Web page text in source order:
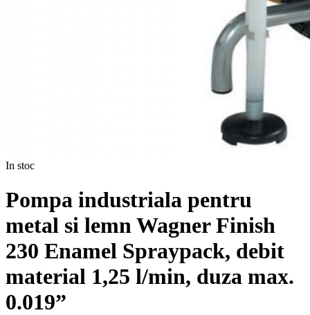
In stoc
Pompa industriala pentru
metal si lemn Wagner Finish
230 Enamel Spraypack, debit
material 1,25 l/min, duza max.
0.019”